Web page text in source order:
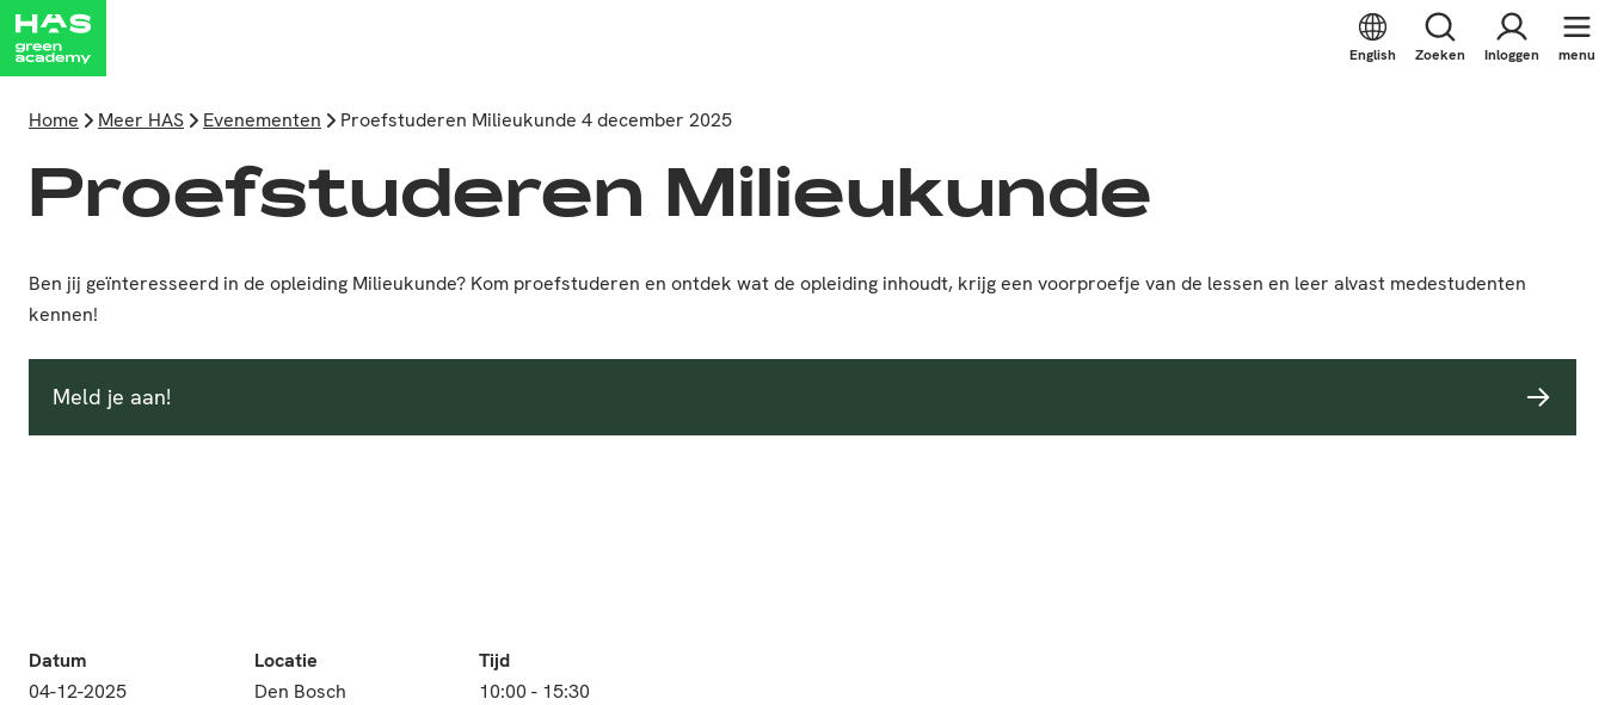
English Zoeken Inloggen menu
Home Meer HAS Evenementen Proefstuderen Milieukunde 4 december 2025
Proefstuderen Milieukunde
Ben jij geïnteresseerd in de opleiding Milieukunde? Kom proefstuderen en ontdek wat de opleiding inhoudt, krijg een voorproefje van de lessen en leer alvast medestudenten
kennen!
Meld je aan!
Datum
04-12-2025
Locatie
Den Bosch
Tijd
10:00 - 15:30